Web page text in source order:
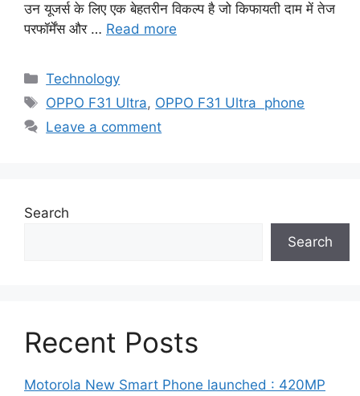
उन यूजर्स के लिए एक बेहतरीन विकल्प है जो किफायती दाम में तेज
परफॉर्मेंस और … Read more
Categories
Technology
Tags
OPPO F31 Ultra, OPPO F31 Ultra phone
Leave a comment
Search
Search
Recent Posts
Motorola New Smart Phone launched : 420MP